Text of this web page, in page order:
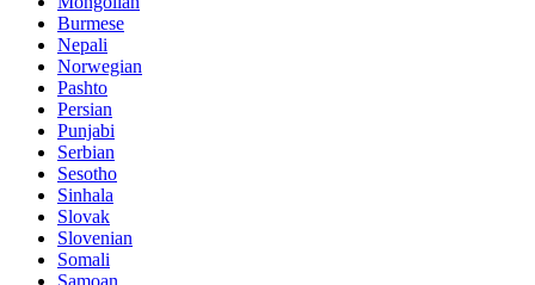
Burmese
Nepali
Norwegian
Pashto
Persian
Punjabi
Serbian
Sesotho
Sinhala
Slovak
Slovenian
Somali
Samoan